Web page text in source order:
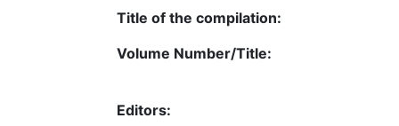
Title of the compilation:
Volume Number/Title:
Editors: